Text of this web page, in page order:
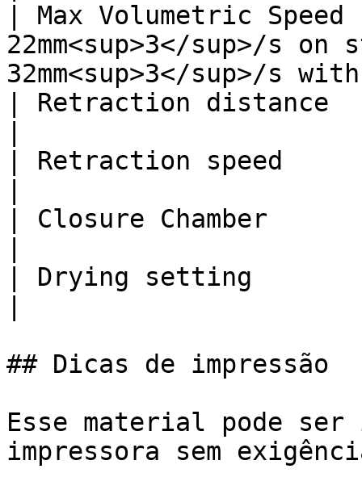
| Max Volumetric
22mm<sup>3</sup>/s
32mm<sup>3</sup>/s
| Retraction
| Retraction speed
| Closure Chamber
| Drying setting
## Dicas de impressão
Esse material pode ser
impressora sem